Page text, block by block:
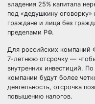
владения 25% капитала
под «дедушкину
граждане и лица без
пределами РФ.
Для российских компаний
7-летнюю отсрочку —
внутренних инвестиций.
компании будут более
деятельность, отсрочка
повышению налогов.